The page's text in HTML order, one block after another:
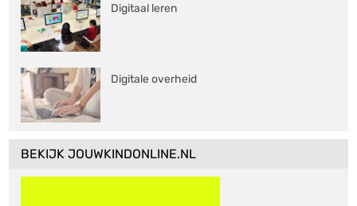
Digitaal leren
Digitale overheid
BEKIJK JOUWKINDONLINE.NL